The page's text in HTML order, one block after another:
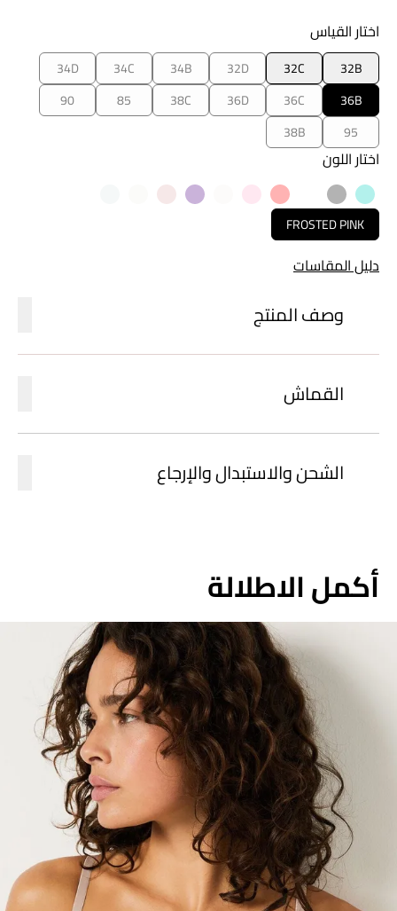
اختار القياس
32B
32C
32D
34B
34C
34D
36B
36C
36D
38C
85
90
95
38B
اختار اللون
FROSTED PINK
دليل المقاسات
وصف المنتج
القماش
الشحن والاستبدال والإرجاع
أكمل الاطلالة